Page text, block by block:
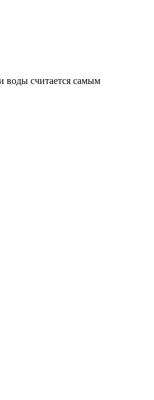
воды считается самым